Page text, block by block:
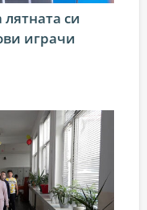
си
играчи